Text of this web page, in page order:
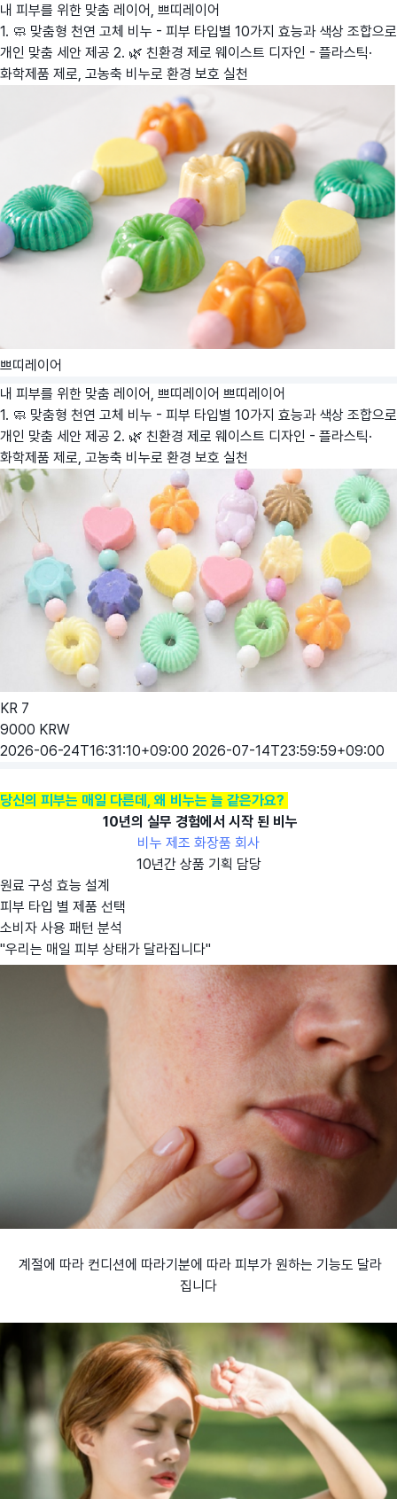
내 피부를 위한 맞춤 레이어, 쁘띠레이어
1. 🧼 맞춤형 천연 고체 비누 - 피부 타입별 10가지 효능과 색상 조합으로
개인 맞춤 세안 제공 2. 🌿 친환경 제로 웨이스트 디자인 - 플라스틱·
화학제품 제로, 고농축 비누로 환경 보호 실천
쁘띠레이어
내 피부를 위한 맞춤 레이어, 쁘띠레이어 쁘띠레이어
1. 🧼 맞춤형 천연 고체 비누 - 피부 타입별 10가지 효능과 색상 조합으로
개인 맞춤 세안 제공 2. 🌿 친환경 제로 웨이스트 디자인 - 플라스틱·
화학제품 제로, 고농축 비누로 환경 보호 실천
KR 7
9000 KRW
2026-06-24T16:31:10+09:00 2026-07-14T23:59:59+09:00
당신의 피부는 매일 다른데, 왜 비누는 늘 같은가요?
10년의 실무 경험에서 시작 된 비누
비누 제조 화장품 회사
10년간 상품 기획 담당
원료 구성 효능 설계
피부 타입 별 제품 선택
소비자 사용 패턴 분석
"우리는 매일 피부 상태가 달라집니다"
계절에 따라 컨디션에 따라기분에 따라 피부가 원하는 기능도 달라
집니다